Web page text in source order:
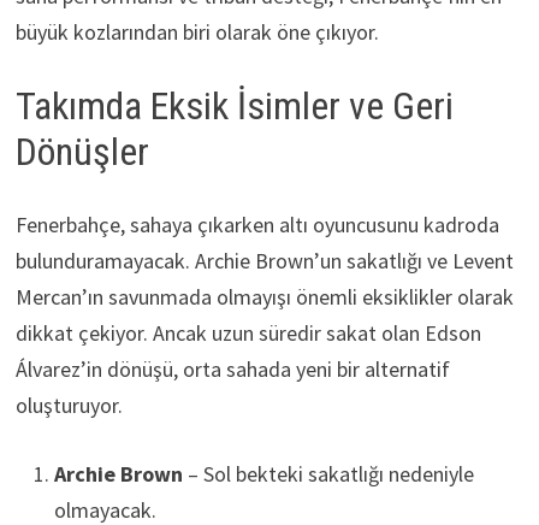
büyük kozlarından biri olarak öne çıkıyor.
Takımda Eksik İsimler ve Geri
Dönüşler
Fenerbahçe, sahaya çıkarken altı oyuncusunu kadroda
bulunduramayacak. Archie Brown’un sakatlığı ve Levent
Mercan’ın savunmada olmayışı önemli eksiklikler olarak
dikkat çekiyor. Ancak uzun süredir sakat olan Edson
Álvarez’in dönüşü, orta sahada yeni bir alternatif
oluşturuyor.
Archie Brown – Sol bekteki sakatlığı nedeniyle
olmayacak.